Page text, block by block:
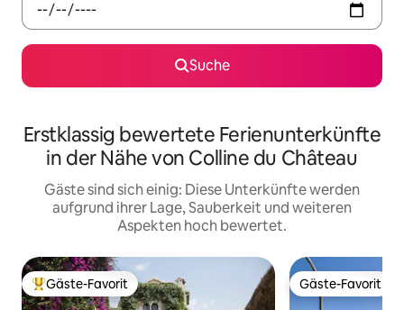
Suche
Erstklassig bewertete Ferienunterkünfte
in der Nähe von Colline du Château
Gäste sind sich einig: Diese Unterkünfte werden
aufgrund ihrer Lage, Sauberkeit und weiteren
Aspekten hoch bewertet.
Beliebter Gäste-Favorit.
Gäste-Favorit Gäste-Favorit
Gäste-Favorit